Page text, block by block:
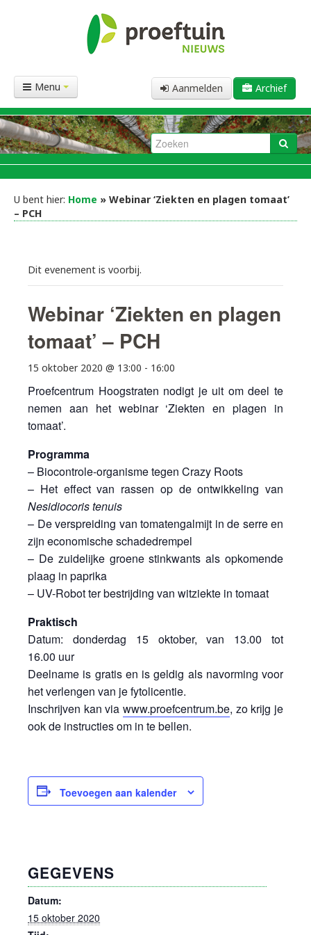
Aanmelden Archief
Menu
U bent hier: Home » Webinar ‘Ziekten en plagen tomaat’
– PCH
Dit evenement is voorbij.
Webinar ‘Ziekten en plagen
tomaat’ – PCH
15 oktober 2020 @ 13:00 - 16:00
Proefcentrum Hoogstraten nodigt je uit om deel te
nemen aan het webinar ‘Ziekten en plagen in
tomaat’.
Programma
– Biocontrole-organisme tegen Crazy Roots
– Het effect van rassen op de ontwikkeling van
Nesidiocoris tenuis
– De verspreiding van tomatengalmijt in de serre en
zijn economische schadedrempel
– De zuidelijke groene stinkwants als opkomende
plaag in paprika
– UV-Robot ter bestrijding van witziekte in tomaat
Praktisch
Datum: donderdag 15 oktober, van 13.00 tot
16.00 uur
Deelname is gratis en is geldig als navorming voor
het verlengen van je fytolicentie.
Inschrijven kan via www.proefcentrum.be, zo krijg je
ook de instructies om in te bellen.
Toevoegen aan kalender
GEGEVENS
Datum:
15 oktober 2020